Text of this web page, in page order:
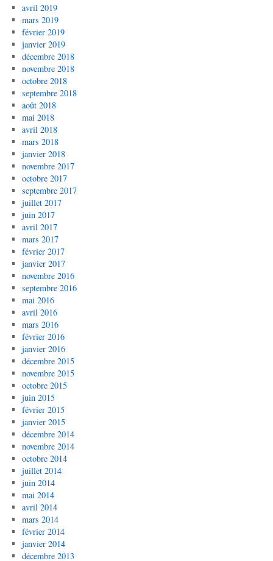
avril 2019
mars 2019
février 2019
janvier 2019
décembre 2018
novembre 2018
octobre 2018
septembre 2018
août 2018
mai 2018
avril 2018
mars 2018
janvier 2018
novembre 2017
octobre 2017
septembre 2017
juillet 2017
juin 2017
avril 2017
mars 2017
février 2017
janvier 2017
novembre 2016
septembre 2016
mai 2016
avril 2016
mars 2016
février 2016
janvier 2016
décembre 2015
novembre 2015
octobre 2015
juin 2015
février 2015
janvier 2015
décembre 2014
novembre 2014
octobre 2014
juillet 2014
juin 2014
mai 2014
avril 2014
mars 2014
février 2014
janvier 2014
décembre 2013